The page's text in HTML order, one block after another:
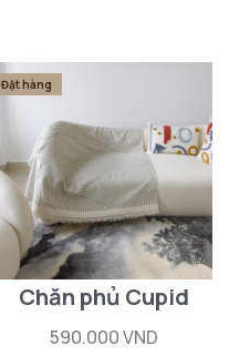
Đặt hàng
Chăn phủ Cupid
590.000 VND